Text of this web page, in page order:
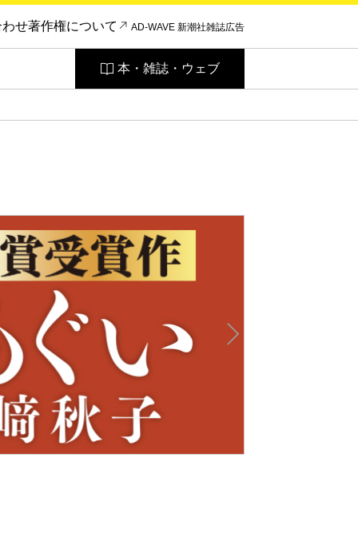
わせ著作権について AD-WAVE 新潮社雑誌広告
本・雑誌・ウェブ